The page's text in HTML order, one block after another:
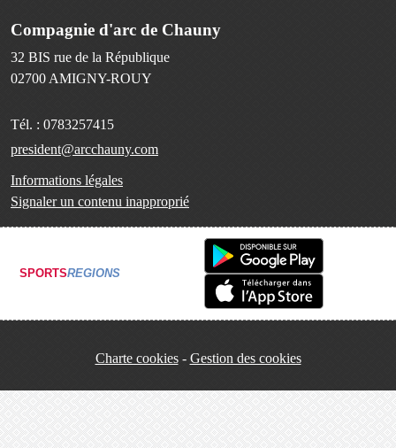
Compagnie d'arc de Chauny
32 BIS rue de la République
02700 AMIGNY-ROUY
Tél. : 0783257415
president@arcchauny.com
Informations légales
Signaler un contenu inapproprié
SPORTSREGIONS
Charte cookies Gestion des cookies